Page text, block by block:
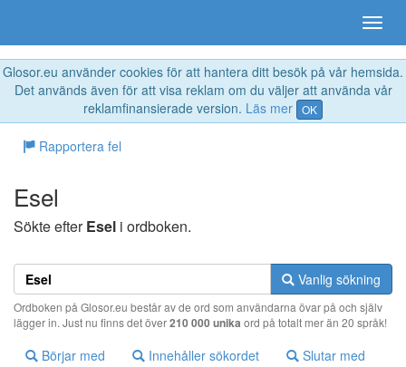
Glosor.eu använder cookies för att hantera ditt besök på vår hemsida.
Det används även för att visa reklam om du väljer att använda vår
reklamfinansierade version. Läs mer OK
Rapportera fel
Esel
Sökte efterEsel i ordboken.
Vanlig sökning
Ordboken på Glosor.eu består av de ord som användarna övar på och själv
lägger in. Just nu finns det över210 000 unika ord på totalt mer än 20 språk!
Börjar med Innehåller sökordet Slutar med